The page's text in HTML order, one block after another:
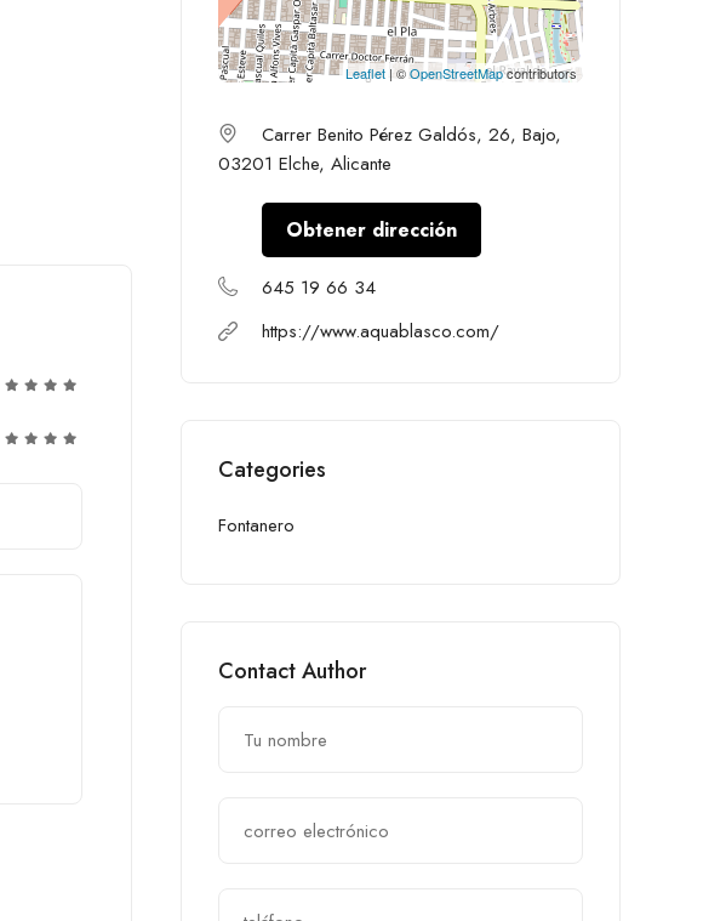
Leaflet| ©OpenStreetMapcontributors
Carrer Benito Pérez Galdós, 26, Bajo,
03201 Elche, Alicante
Obtener dirección
645 19 66 34
https://www.aquablasco.com/
Categories
Fontanero
Contact Author